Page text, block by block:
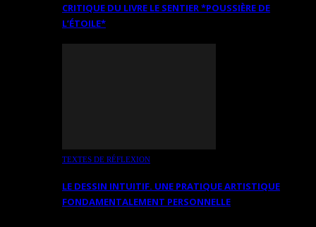
CRITIQUE DU LIVRE LE SENTIER *POUSSIÈRE DE
L’ÉTOILE*
TEXTES DE RÉFLEXION
LE DESSIN INTUITIF. UNE PRATIQUE ARTISTIQUE
FONDAMENTALEMENT PERSONNELLE